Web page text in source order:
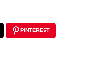
PINTEREST